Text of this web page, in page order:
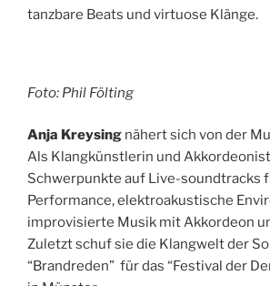
tanzbare Beats und virtuose Klänge.
Foto: Phil Fölting
Anja Kreysing nähert sich von der
Als Klangkünstlerin und
Schwerpunkte auf Live-soundtracks
Performance, elektroakustische
improvisierte Musik mit Akkordeon
Zuletzt schuf sie die Klangwelt der
“Brandreden” für das “Festival der